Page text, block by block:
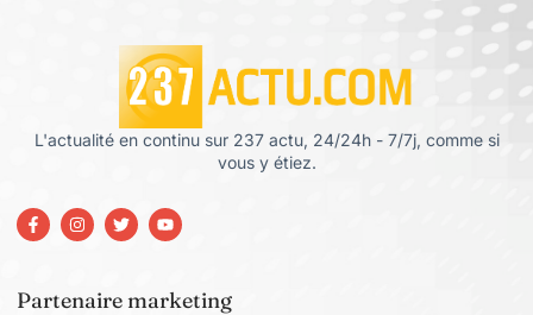
L'actualité en continu sur 237 actu, 24/24h - 7/7j, comme si
vous y étiez.
Partenaire marketing